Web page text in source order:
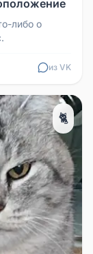
либо о
из VK
🐈